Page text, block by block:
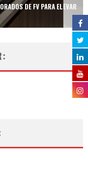
DE FV PARA ELEVAR